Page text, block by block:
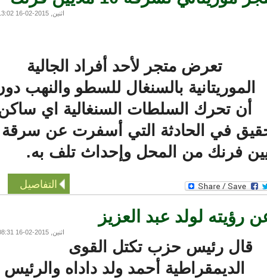
اثنين, 2015-02-16 13:02
تعرض متجر لأحد أفراد الجالية
بالسنغال للسطو والنهب دون
أن تحرك السلطات السنغالية اي ساكن
في الحادثة التي أسفرت عن سرقة
التفاصيل
لولد عبد العزيز
اثنين, 2015-02-16 08:31
قال رئيس حزب تكتل القوى
الديمقراطية أحمد ولد داداه والرئيس